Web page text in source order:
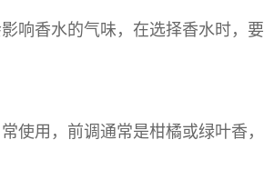
响香水的气味，在选择香水时，
使用，前调通常是柑橘或绿叶香